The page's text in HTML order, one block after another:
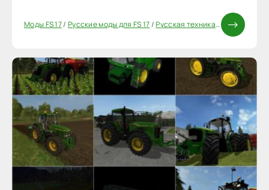
Моды FS 17/ Русские моды для FS 17/Русская техника FS 17 /